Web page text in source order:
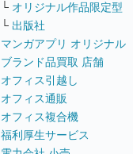
└ オリジナル作品限定型
└ 出版社
マンガアプリ オリジナル
ブランド品買取 店舗
オフィス引越し
オフィス通販
オフィス複合機
福利厚生サービス